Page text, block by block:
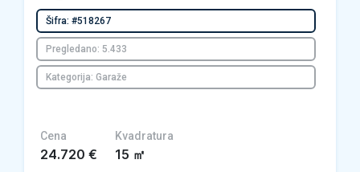
Šifra: #518267
Pregledano: 5.433
Kategorija: Garaže
Cena
24.720 €
Kvadratura
15 ㎡